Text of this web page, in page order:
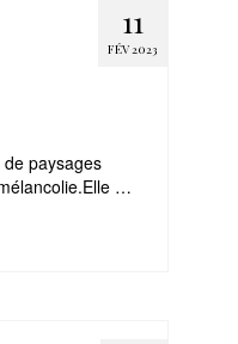
11
FÉV 2023
paysages
…